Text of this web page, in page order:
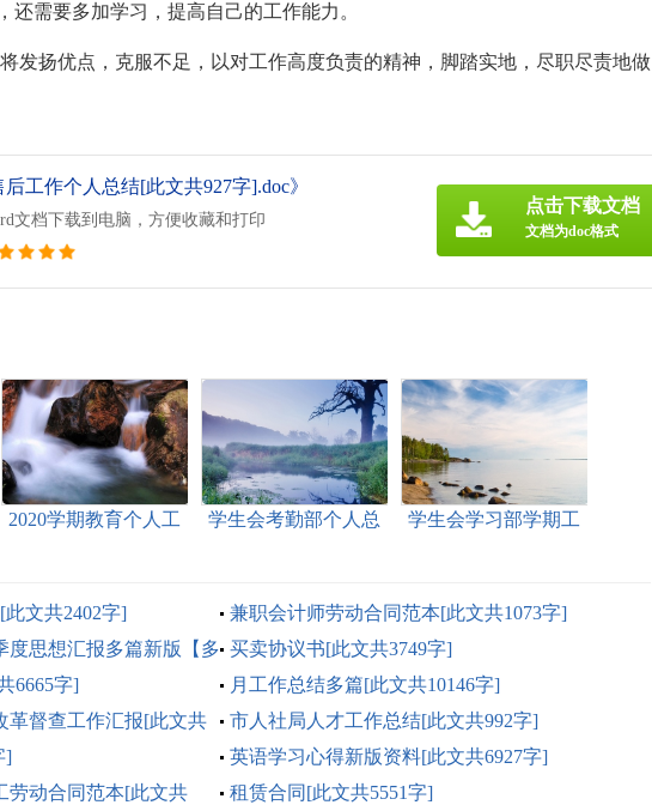
还需要多加学习，提高自己的工作能力。
发扬优点，克服不足，以对工作高度负责的精神，脚踏实地，尽职尽责地做
后工作个人总结[此文共927字].doc》
文档下载到电脑，方便收藏和打印
点击下载文档
文档为doc格式
2020学期教育个人工
学生会考勤部个人总
学生会学习部学期工
文共2402字]
兼职会计师劳动合同范本[此文共1073字]
度思想汇报多篇新版【多 买卖协议书[此文共3749字]
6665字]
月工作总结多篇[此文共10146字]
革督查工作汇报[此文共
市人社局人才工作总结[此文共992字]
]
英语学习心得新版资料[此文共6927字]
劳动合同范本[此文共
租赁合同[此文共5551字]